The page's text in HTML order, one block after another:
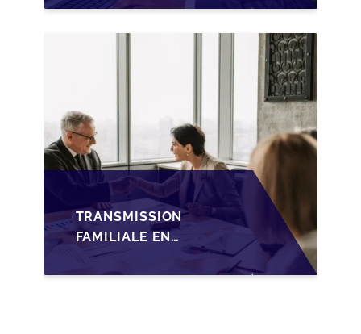
WALLONIE SUR LA
TRANSMISSION
TRANSMISSION
FAMILIALE EN
WALLONIE :
NOUVELLES